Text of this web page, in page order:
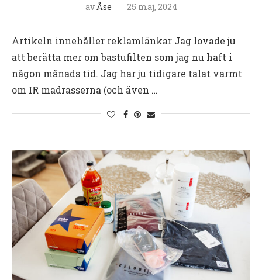
av Åse 25 maj, 2024
Artikeln innehåller reklamlänkar Jag lovade ju
att berätta mer om bastufilten som jag nu haft i
någon månads tid. Jag har ju tidigare talat varmt
om IR madrasserna (och även …